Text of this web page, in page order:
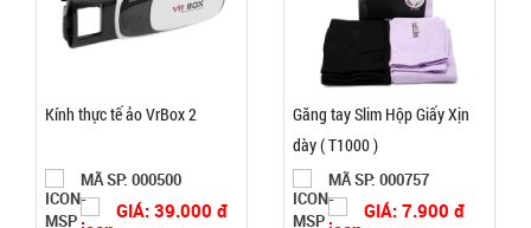
Máy phun
sương xông
tinh dầu
tạo độ ẩm
Aroma -
CAO
SP:
Kính thực tế ảo VrBox 2
MÃ SP: 000500
GIÁ: 39.000 đ
Găng tay Slim Hộp Giấy Xịn
dày ( T1000 )
MÃ SP: 000757
GIÁ: 7.900 đ